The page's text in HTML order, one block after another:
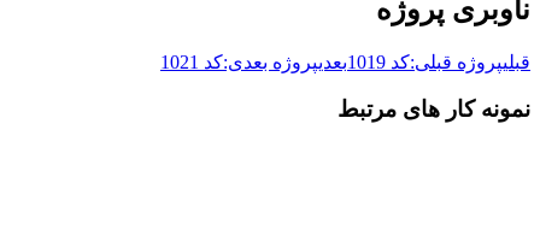
ناوبری پروژه
قبلیپروژه قبلی:کد 1019 بعدیپروژه بعدی:کد 1021
نمونه کار های مرتبط